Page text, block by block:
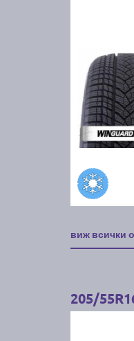
виж всички
205/